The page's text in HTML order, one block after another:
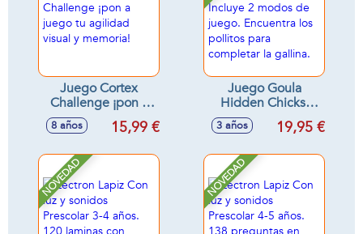
Juego Cortex
Challenge ¡pon a
juego tu agilidad
visual y memoria!
8 años 15,99 €
Juego Goula
Hidden Chicks.
Incluye 2 modos de
juego. Encuentra
completar la
gallina.
3 años 19,95 €
NOVEDAD NOVEDAD